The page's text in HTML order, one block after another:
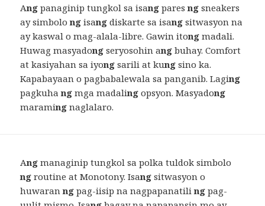
Ang panaginip tungkol sa isang paresng sneakers
ay simbolong isang diskarte sa isang sitwasyon na
ay kaswal o mag-alala-libre. Gawin itong madali.
Huwag masyadong seryosohin ang buhay. Comfort
at kasiyahan sa iyong sarili at kung sino ka.
Kapabayaan o pagbabalewala sa panganib. Laging
pagkuhang mga madaling opsyon. Masyadong
maraming naglalaro.
Ang managinip tungkol sa polka tuldok simbolo
ng routine at Monotony. Isang sitwasyon o
huwaranng pag-iisip na nagpapanatiling pag-